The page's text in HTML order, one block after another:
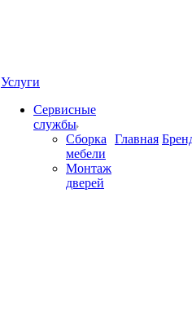
Услуги
Сервисные
службы
Сборка
мебели
Монтаж
дверей
Главная